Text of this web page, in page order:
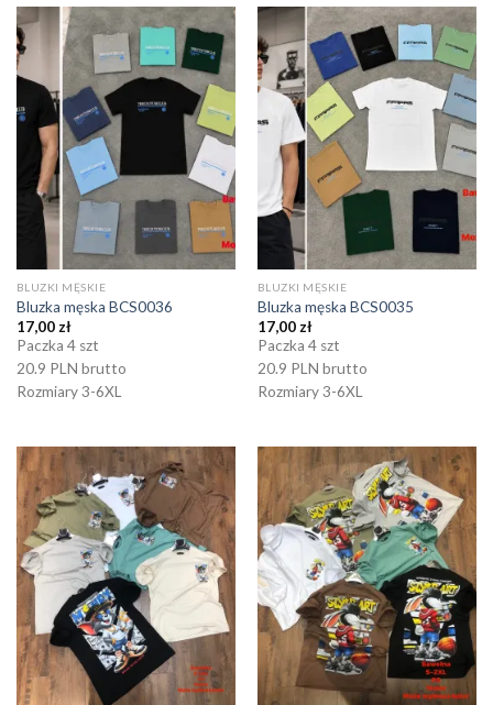
BLUZKI MĘSKIE
Bluzka męska BCS0036
17,00 zł
Paczka 4 szt
20.9 PLN brutto
Rozmiary 3-6XL
BLUZKI MĘSKIE
Bluzka męska BCS0035
17,00 zł
Paczka 4 szt
20.9 PLN brutto
Rozmiary 3-6XL